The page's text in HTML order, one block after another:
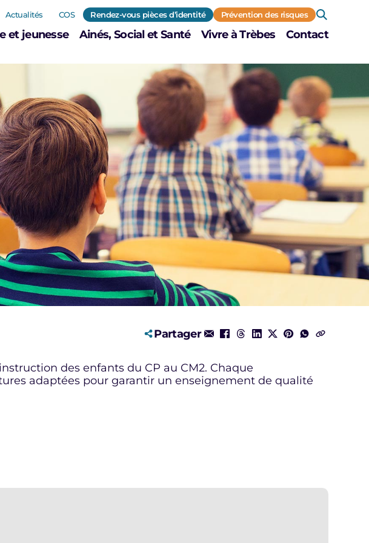
et jeunesse Ainés, Social et Santé Vivre à Trèbes Contact
Actualités COS Rendez-vous pièces d’identité Prévention des risques
Partager
des enfants du CP au CM2. Chaque
adaptées pour garantir un enseignement de qualité